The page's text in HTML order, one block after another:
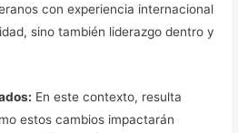
con experiencia internacional
sino también liderazgo dentro y
En este contexto, resulta
estos cambios impactarán